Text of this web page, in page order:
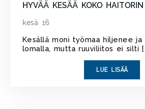
HYVÄÄ KESÄÄ KOKO
kesä 16
Kesällä moni työmaa hiljenee
lomalla, mutta ruuviliitos ei silti
LUE LISÄÄ